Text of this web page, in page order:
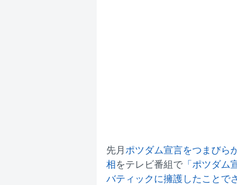
先月 ポツダム宣言をつまびら
相をテレビ番組で 「ポツダ
バティックに擁護したことで